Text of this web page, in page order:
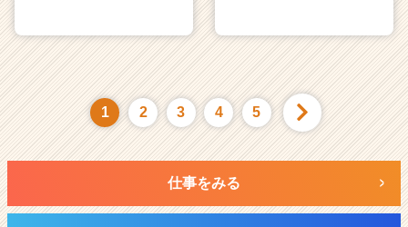
1 2 3 4 5
仕事をみる